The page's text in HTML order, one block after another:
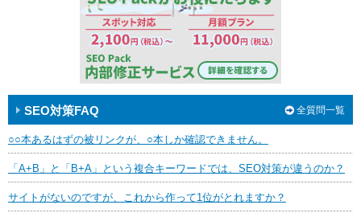
SEO対策FAQ 全質問一覧
○○本あるはずの被リンクが、○本しか確認できません。
「A+B」と「B+A」という複合キーワードでは、SEO対策が違うのか？
サイトがないのですが、これから作って1位がとれますか？